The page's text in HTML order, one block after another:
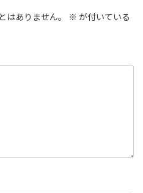
はありません。 ※ が付いている